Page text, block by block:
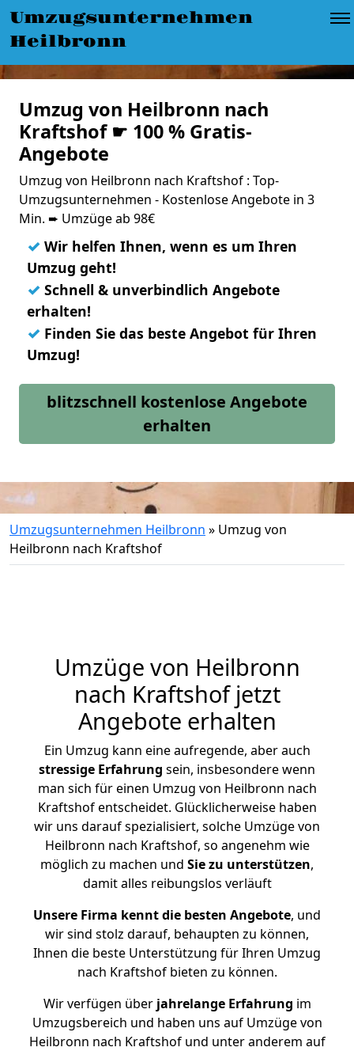
Umzugsunternehmen
Heilbronn
Umzug von Heilbronn nach
Kraftshof ☛ 100 % Gratis-
Angebote
Umzug von Heilbronn nach Kraftshof : Top-
Umzugsunternehmen - Kostenlose Angebote in 3
Min. ➨ Umzüge ab 98€
✓ Wir helfen Ihnen, wenn es um Ihren
Umzug geht!
✓ Schnell & unverbindlich Angebote
erhalten!
✓ Finden Sie das beste Angebot für Ihren
Umzug!
blitzschnell kostenlose Angebote
erhalten
Umzugsunternehmen Heilbronn » Umzug von
Heilbronn nach Kraftshof
Umzüge von Heilbronn
nach Kraftshof jetzt
Angebote erhalten
Ein Umzug kann eine aufregende, aber auch
stressige Erfahrung sein, insbesondere wenn
man sich für einen Umzug von Heilbronn nach
Kraftshof entscheidet. Glücklicherweise haben
wir uns darauf spezialisiert, solche Umzüge von
Heilbronn nach Kraftshof, so angenehm wie
möglich zu machen und Sie zu unterstützen,
damit alles reibungslos verläuft
Unsere Firma kennt die besten Angebote, und
wir sind stolz darauf, behaupten zu können,
Ihnen die beste Unterstützung für Ihren Umzug
nach Kraftshof bieten zu können.
Wir verfügen überjahrelange Erfahrung im
Umzugsbereich und haben uns auf Umzüge von
Heilbronn nach Kraftshof und unter anderem auf